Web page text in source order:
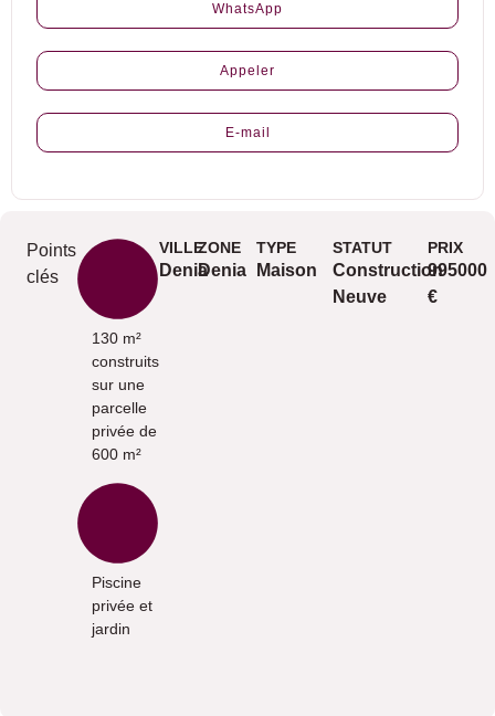
WhatsApp
Appeler
E-mail
Points
clés
130 m²
construits
sur une
parcelle
privée de
600 m²
Piscine
privée et
jardin
VILLE
Denia
ZONE
Denia
TYPE
Maison
STATUT
Construction
Neuve
PRIX
995000
€